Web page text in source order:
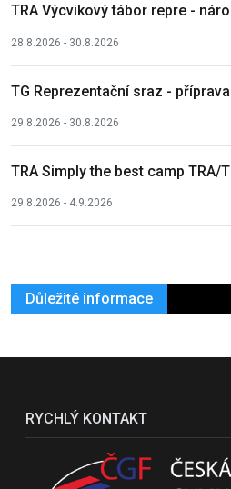
TRA Výcvikový tábor repre -
28.8.2026 - 30.8.2026
TG Reprezentační sraz -
29.8.2026 - 30.8.2026
TRA Simply the best camp TRA/
29.8.2026 - 4.9.2026
Důležité informace
RYCHLÝ KONTAKT